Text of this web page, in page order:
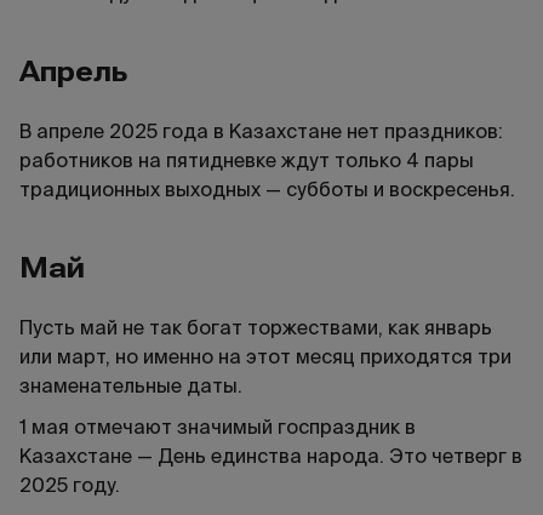
Апрель
В апреле 2025 года в Казахстане нет праздников:
работников на пятидневке ждут только 4 пары
традиционных выходных — субботы и воскресенья.
Май
Пусть май не так богат торжествами, как январь
или март, но именно на этот месяц приходятся три
знаменательные даты.
1 мая отмечают значимый госпраздник в
Казахстане — День единства народа. Это четверг в
2025 году.